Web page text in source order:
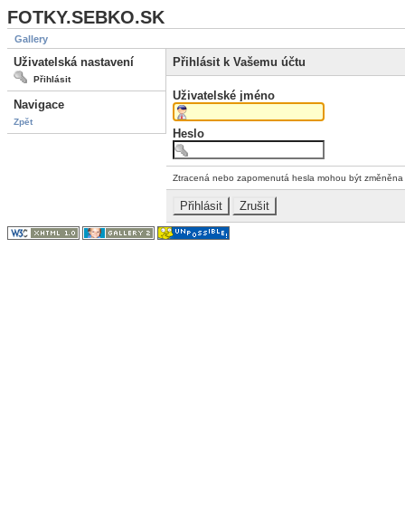
FOTKY.SEBKO.SK
Gallery
Uživatelská nastavení
Přihlásit
Navigace
Zpět
Přihlásit k Vašemu účtu
Uživatelské jméno
Heslo
Ztracená nebo zapomenutá hesla mohou být